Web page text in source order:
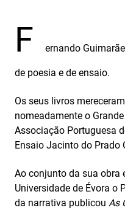
F ernando
de poesia e de ensaio.
Os seus livros
nomeadamente o
Associação Portuguesa
Ensaio Jacinto do Prado
Ao conjunto da sua
Universidade de Évora o
da narrativa publicou As